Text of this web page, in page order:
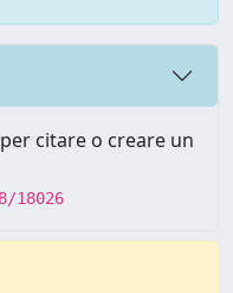
citare o creare un
18026